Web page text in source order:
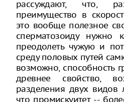
рассуждают, что,
преимущество в
это вообще полезное
сперматозоиду нужно
преодолеть чужую и
среду половых путей
возможно, способность
древнее свойство,
разделения двух
что промискуитет --